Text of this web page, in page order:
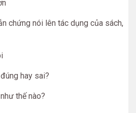
chứng nói lên tác dụng của sách,
hay sai?
thế nào?